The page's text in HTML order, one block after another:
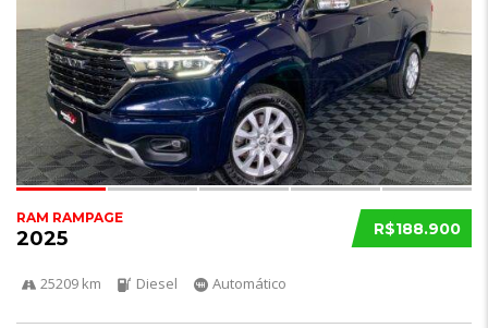
R$188.900
RAM RAMPAGE
2025
25209 km Diesel Automático